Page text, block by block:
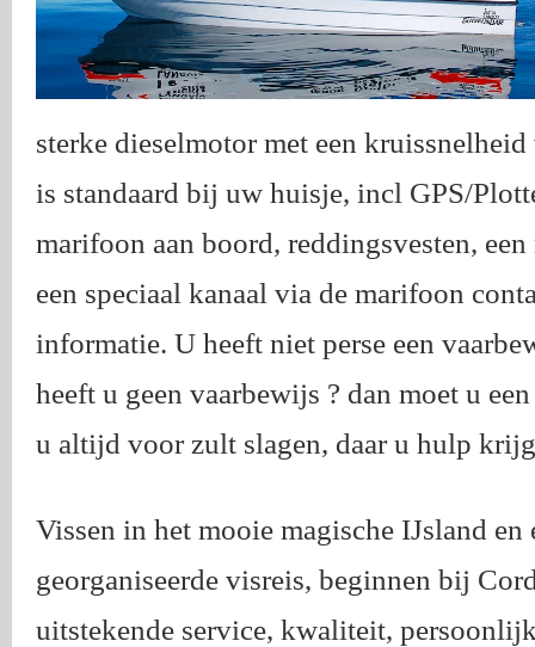
sterke dieselmotor met een
is standaard bij uw huisje, incl GPS/
marifoon aan boord, reddingsvesten,
een speciaal kanaal via de marifoon
informatie. U heeft niet perse een
heeft u geen vaarbewijs ? dan moet u
u altijd voor zult slagen, daar u hulp
Vissen in het mooie magische IJsland en
georganiseerde visreis, beginnen bij
uitstekende service, kwaliteit,